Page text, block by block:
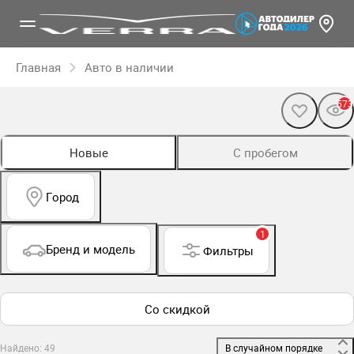
Главная Авто в наличии
573
Новые С пробегом
Город
Бренд и модель
1
Фильтры
Со скидкой
Найдено: 49